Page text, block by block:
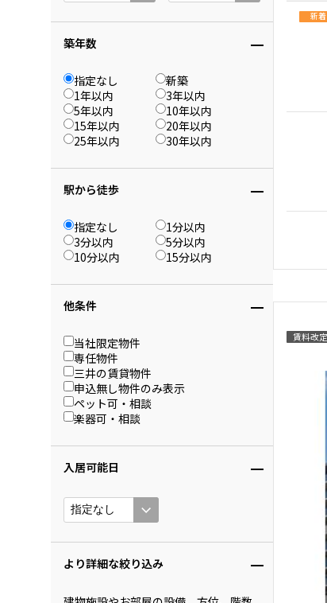
築年数
指定なし
新築
1年以内
3年以内
5年以内
10年以内
15年以内
20年以内
25年以内
30年以内
駅から徒歩
指定なし
1分以内
3分以内
5分以内
10分以内
15分以内
他条件
当社限定物件
専任物件
三井の賃貸物件
申込無し物件のみ表示
ペット可・相談
楽器可・相談
入居可能日
より詳細な絞り込み
新着
賃料改定